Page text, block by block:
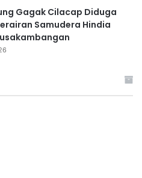
Gagak Cilacap Diduga
Samudera Hindia